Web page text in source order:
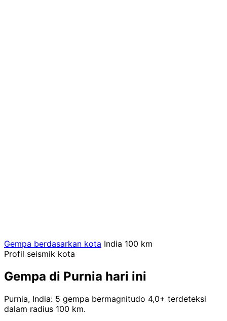
Gempa berdasarkan kota India 100 km
Profil seismik kota
Gempa di Purnia hari ini
Purnia, India: 5 gempa bermagnitudo 4,0+ terdeteksi
dalam radius 100 km.